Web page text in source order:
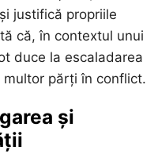
justifică propriile
că, în contextul unui
duce la escaladarea
părți în conflict.
și